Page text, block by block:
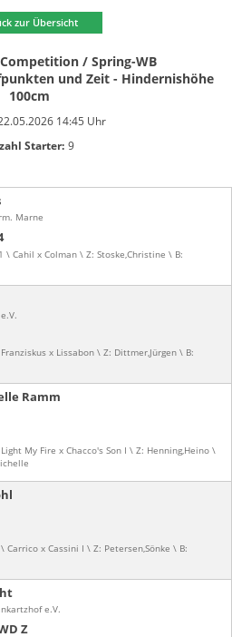
zur Übersicht
/ Spring-WB
und Zeit - Hindernishöhe
100cm
14:45 Uhr
Starter: 9
\ Cahil x Colman \ Z: Stoske,Christine \ B:
Marne
x Lissabon \ Z: Dittmer,Jürgen \ B:
My Fire x Chacco's Son I \ Z: Henning,Heino \
Ramm
x Cassini I \ Z: Petersen,Sönke \ B:
Z
e.V.